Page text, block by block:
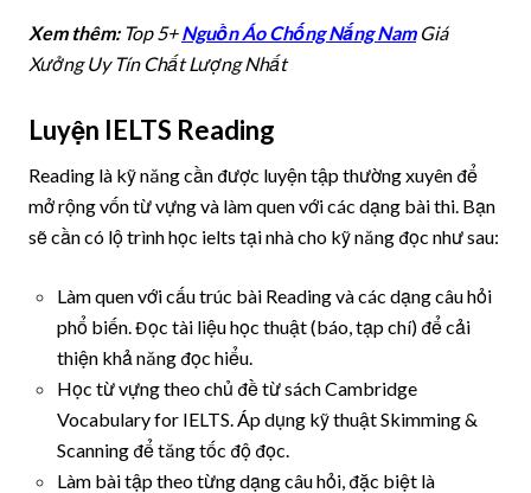
Xem thêm: Top 5+ Nguồn Áo Chống Nắng Nam Giá
Xưởng Uy Tín Chất Lượng Nhất
Luyện IELTS Reading
Reading là kỹ năng cần được luyện tập thường xuyên để
mở rộng vốn từ vựng và làm quen với các dạng bài thi. Bạn
sẽ cần có lộ trình học ielts tại nhà cho kỹ năng đọc như sau:
Làm quen với cấu trúc bài Reading và các dạng câu hỏi
phổ biến. Đọc tài liệu học thuật (báo, tạp chí) để cải
thiện khả năng đọc hiểu.
Học từ vựng theo chủ đề từ sách Cambridge
Vocabulary for IELTS. Áp dụng kỹ thuật Skimming &
Scanning để tăng tốc độ đọc.
Làm bài tập theo từng dạng câu hỏi, đặc biệt là